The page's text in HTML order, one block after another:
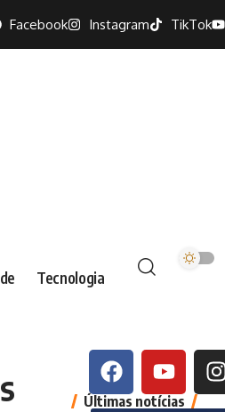
Facebook Instagram TikTok
Tecnologia
Últimas notícias